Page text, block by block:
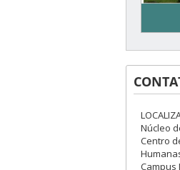
Pós-
–
3º
David
Núcleo
Centro
Campus